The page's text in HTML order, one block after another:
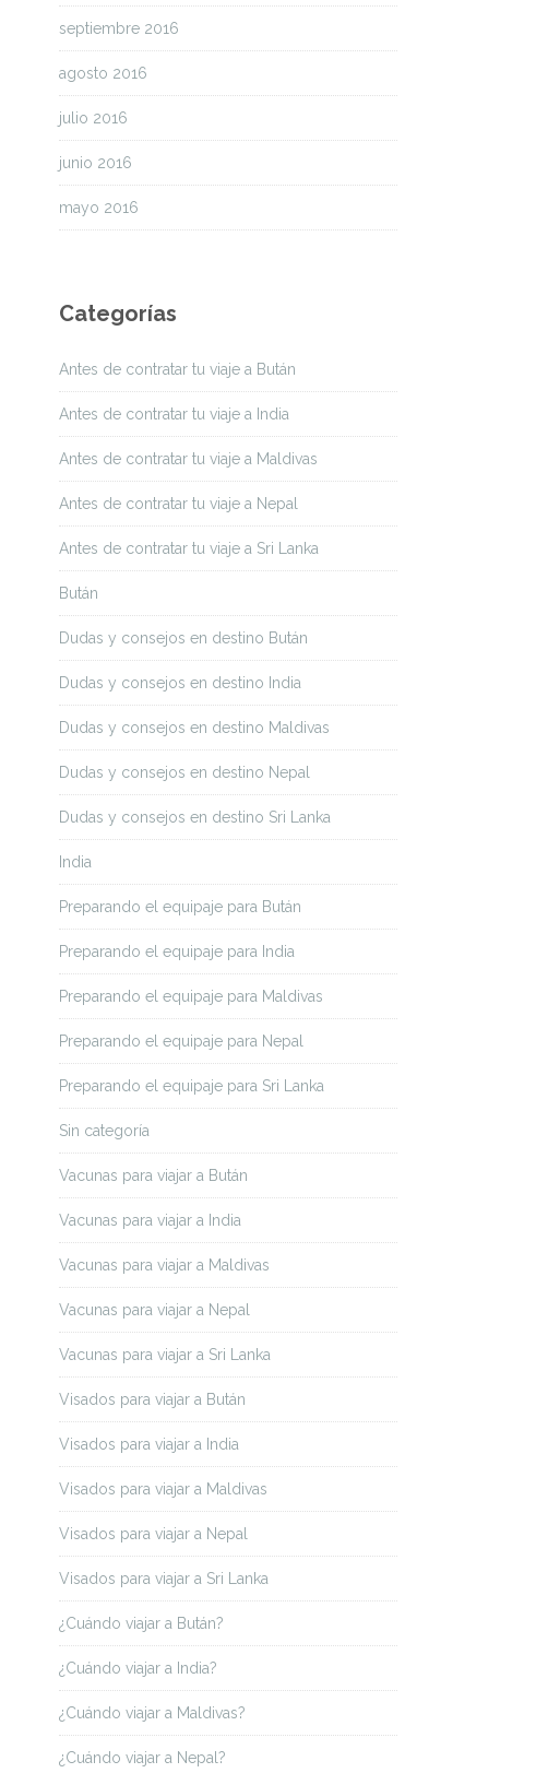
septiembre 2016
agosto 2016
julio 2016
junio 2016
mayo 2016
Categorías
Antes de contratar tu viaje a Bután
Antes de contratar tu viaje a India
Antes de contratar tu viaje a Maldivas
Antes de contratar tu viaje a Nepal
Antes de contratar tu viaje a Sri Lanka
Bután
Dudas y consejos en destino Bután
Dudas y consejos en destino India
Dudas y consejos en destino Maldivas
Dudas y consejos en destino Nepal
Dudas y consejos en destino Sri Lanka
India
Preparando el equipaje para Bután
Preparando el equipaje para India
Preparando el equipaje para Maldivas
Preparando el equipaje para Nepal
Preparando el equipaje para Sri Lanka
Sin categoría
Vacunas para viajar a Bután
Vacunas para viajar a India
Vacunas para viajar a Maldivas
Vacunas para viajar a Nepal
Vacunas para viajar a Sri Lanka
Visados para viajar a Bután
Visados para viajar a India
Visados para viajar a Maldivas
Visados para viajar a Nepal
Visados para viajar a Sri Lanka
¿Cuándo viajar a Bután?
¿Cuándo viajar a India?
¿Cuándo viajar a Maldivas?
¿Cuándo viajar a Nepal?